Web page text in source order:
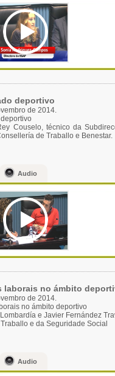
deportivo
de 2014.
Couselo, técnico da
de Traballo e Benestar.
Audio
laborais no ámbito
de 2014.
no ámbito deportivo
e Javier Fernández
e da Seguridade Social
Audio